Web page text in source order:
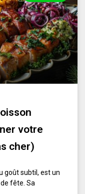
votre
cher)
goût subtil, est un
fête. Sa